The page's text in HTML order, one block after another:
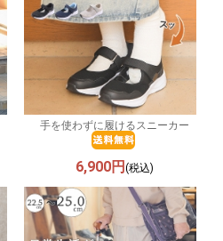
手を使わずに履けるスニーカー
6,900円 (税込)